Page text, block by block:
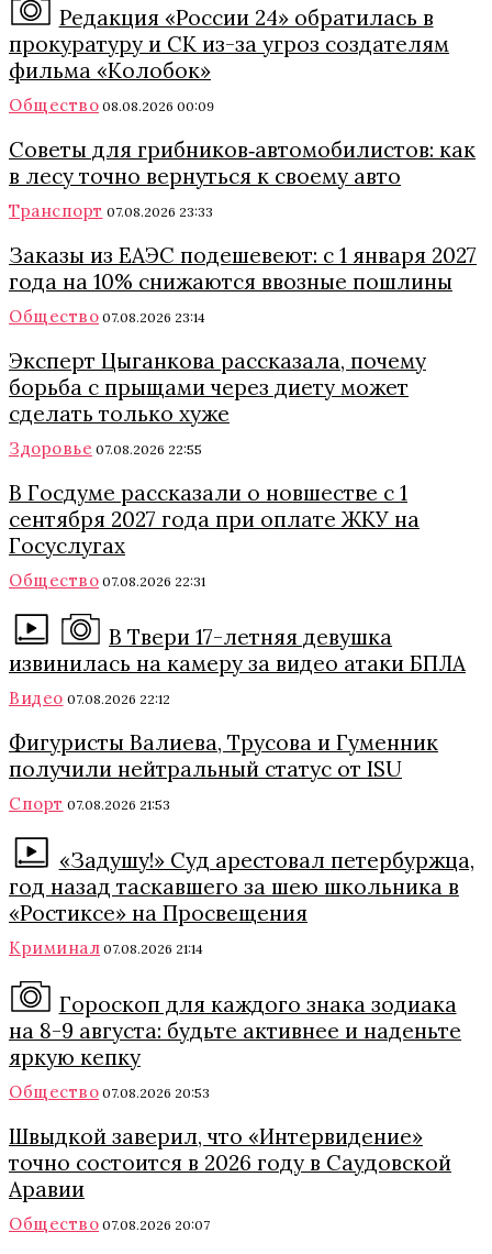
Редакция «России 24» обратилась в
прокуратуру и СК из-за угроз создателям
фильма «Колобок»
Общество 08.08.2026 00:09
Советы для грибников‑автомобилистов: как
в лесу точно вернуться к своему авто
Транспорт 07.08.2026 23:33
Заказы из ЕАЭС подешевеют: с 1 января 2027
года на 10% снижаются ввозные пошлины
Общество 07.08.2026 23:14
Эксперт Цыганкова рассказала, почему
борьба с прыщами через диету может
сделать только хуже
Здоровье 07.08.2026 22:55
В Госдуме рассказали о новшестве с 1
сентября 2027 года при оплате ЖКУ на
Госуслугах
Общество 07.08.2026 22:31
В Твери 17-летняя девушка
извинилась на камеру за видео атаки БПЛА
Видео 07.08.2026 22:12
Фигуристы Валиева, Трусова и Гуменник
получили нейтральный статус от ISU
Спорт 07.08.2026 21:53
«Задушу!» Суд арестовал петербуржца,
год назад таскавшего за шею школьника в
«Ростиксе» на Просвещения
Криминал 07.08.2026 21:14
Гороскоп для каждого знака зодиака
на 8-9 августа: будьте активнее и наденьте
яркую кепку
Общество 07.08.2026 20:53
Швыдкой заверил, что «Интервидение»
точно состоится в 2026 году в Саудовской
Аравии
Общество 07.08.2026 20:07